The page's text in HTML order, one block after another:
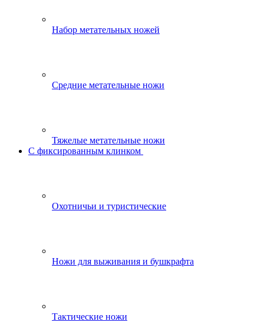
Набор метательных ножей
Средние метательные ножи
Тяжелые метательные ножи
С фиксированным клинком
Охотничьи и туристические
Ножи для выживания и бушкрафта
Тактические ножи